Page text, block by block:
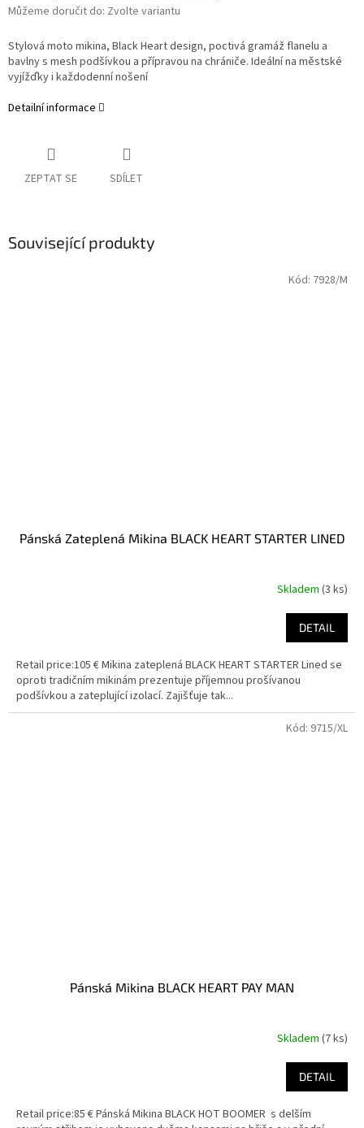
Můžeme doručit do: Zvolte variantu
Stylová moto mikina, Black Heart design, poctivá gramáž flanelu a
bavlny s mesh podšívkou a přípravou na chrániče. Ideální na městské
vyjížďky i každodenní nošení
Detailní informace
ZEPTAT SE SDÍLET
Související produkty
Pánská Zateplená Mikina BLACK HEART STARTER LINED
Skladem (3 ks)
DETAIL
Retail price:105 € Mikina zateplená BLACK HEART STARTER Lined se
oproti tradičním mikinám prezentuje příjemnou prošívanou
podšívkou a zateplující izolací. Zajišťuje tak...
Kód: 7928/M
Pánská Mikina BLACK HEART PAY MAN
Skladem (7 ks)
DETAIL
Retail price:85 € Pánská Mikina BLACK HOT BOOMER s delším
Kód: 9715/XL